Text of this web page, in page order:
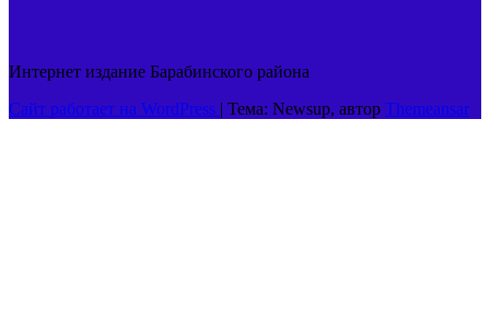
Интернет издание Барабинского района
Сайт работает на WordPress | Тема: Newsup, автор Themeansar